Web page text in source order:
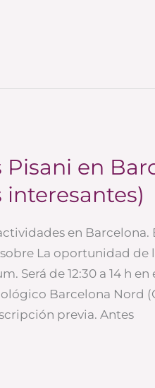
Pisani en
interesantes)
en Barcelona.
La oportunidad de
Será de 12:30 a 14 h
Barcelona Nord
previa. Antes